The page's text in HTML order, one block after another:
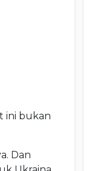
ini bukan
Dan